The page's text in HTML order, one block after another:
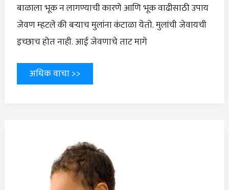
बाळाला भूक न लागण्याची कारणे आणि भूक वाढीसाठी उपाय
जेवण म्हटले की बऱ्याच मुलांना कंटाळा येतो. मुलांची जेवायची
इच्छाच होत नाही. आई जेवणाचे ताट मागे
अधिक वाचा >>
Causes